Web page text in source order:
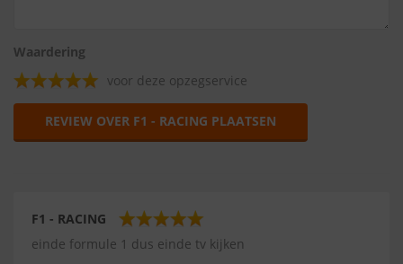
Waardering
voor deze opzegservice
REVIEW OVER F1 - RACING PLAATSEN
F1 - RACING
einde formule 1 dus einde tv kijken